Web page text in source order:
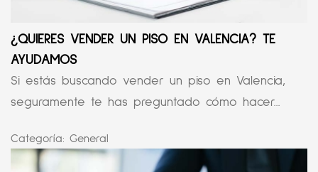
¿QUIERES VENDER UN PISO EN VALENCIA? TE
AYUDAMOS
Si estás buscando vender un piso en Valencia,
seguramente te has preguntado cómo hacer...
Categoría: General